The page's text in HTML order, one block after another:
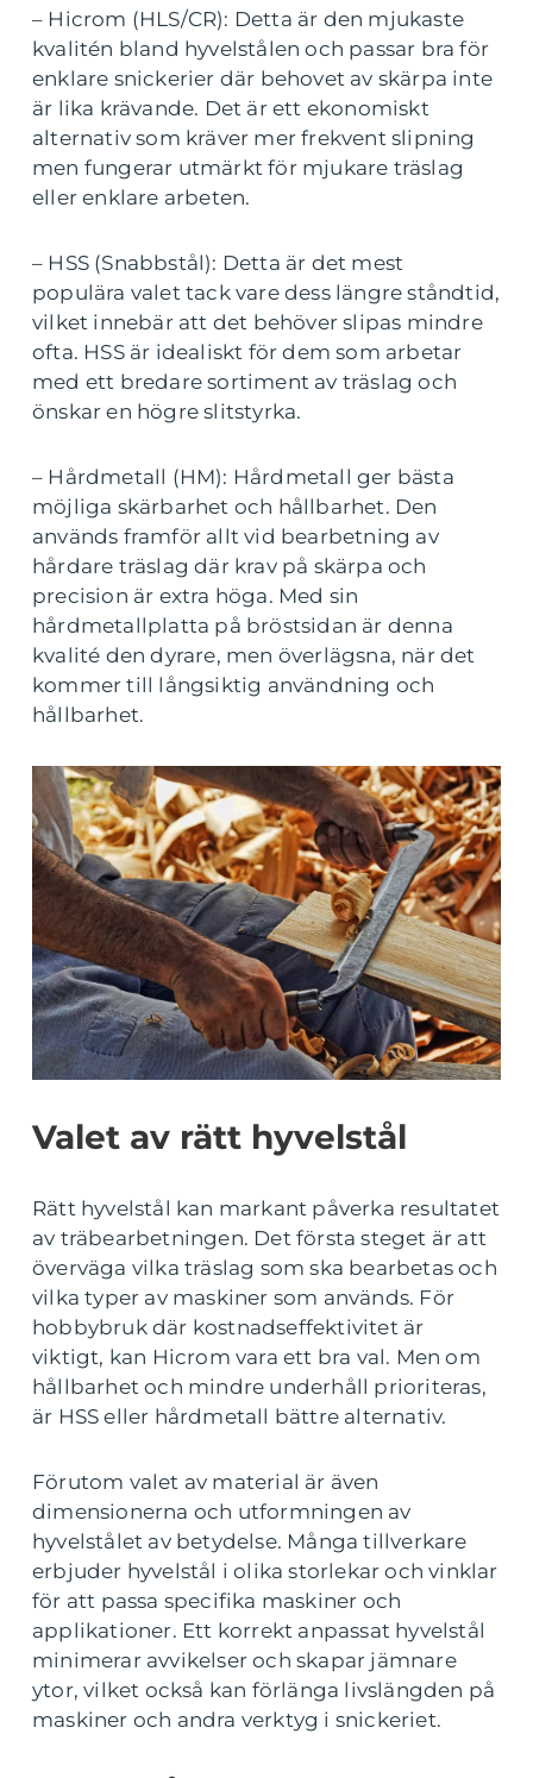
– Hicrom (HLS/CR): Detta är den mjukaste
kvalitén bland hyvelstålen och passar bra för
enklare snickerier där behovet av skärpa inte
är lika krävande. Det är ett ekonomiskt
alternativ som kräver mer frekvent slipning
men fungerar utmärkt för mjukare träslag
eller enklare arbeten.
– HSS (Snabbstål): Detta är det mest
populära valet tack vare dess längre ståndtid,
vilket innebär att det behöver slipas mindre
ofta. HSS är idealiskt för dem som arbetar
med ett bredare sortiment av träslag och
önskar en högre slitstyrka.
– Hårdmetall (HM): Hårdmetall ger bästa
möjliga skärbarhet och hållbarhet. Den
används framför allt vid bearbetning av
hårdare träslag där krav på skärpa och
precision är extra höga. Med sin
hårdmetallplatta på bröstsidan är denna
kvalité den dyrare, men överlägsna, när det
kommer till långsiktig användning och
hållbarhet.
Valet av rätt hyvelstål
Rätt hyvelstål kan markant påverka resultatet
av träbearbetningen. Det första steget är att
överväga vilka träslag som ska bearbetas och
vilka typer av maskiner som används. För
hobbybruk där kostnadseffektivitet är
viktigt, kan Hicrom vara ett bra val. Men om
hållbarhet och mindre underhåll prioriteras,
är HSS eller hårdmetall bättre alternativ.
Förutom valet av material är även
dimensionerna och utformningen av
hyvelstålet av betydelse. Många tillverkare
erbjuder hyvelstål i olika storlekar och vinklar
för att passa specifika maskiner och
applikationer. Ett korrekt anpassat hyvelstål
minimerar avvikelser och skapar jämnare
ytor, vilket också kan förlänga livslängden på
maskiner och andra verktyg i snickeriet.